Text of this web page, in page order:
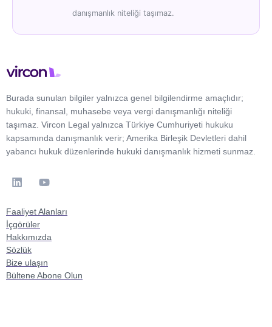
danışmanlık niteliği taşımaz.
Burada sunulan bilgiler yalnızca genel bilgilendirme amaçlıdır;
hukuki, finansal, muhasebe veya vergi danışmanlığı niteliği
taşımaz. Vircon Legal yalnızca Türkiye Cumhuriyeti hukuku
kapsamında danışmanlık verir; Amerika Birleşik Devletleri dahil
yabancı hukuk düzenlerinde hukuki danışmanlık hizmeti sunmaz.
Faaliyet Alanları
İçgörüler
Hakkımızda
Sözlük
Bize ulaşın
Bültene Abone Olun